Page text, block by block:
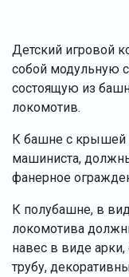
Детский игровой
собой модульную
состоящую из
локомотив.
К башне с крышей
машиниста,
фанерное
К полубашне, в
локомотива
навес в виде
трубу,